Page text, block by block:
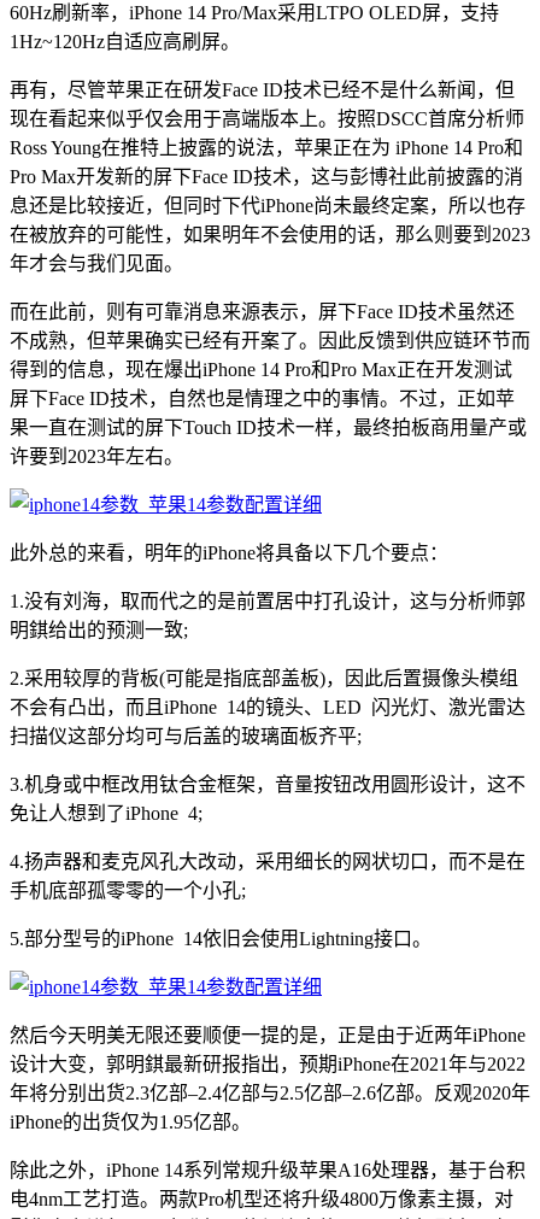
60Hz刷新率，iPhone 14 Pro/Max采用LTPO OLED屏，支持
1Hz~120Hz自适应高刷屏。
再有，尽管苹果正在研发Face ID技术已经不是什么新闻，但
现在看起来似乎仅会用于高端版本上。按照DSCC首席分析师
Ross Young在推特上披露的说法，苹果正在为 iPhone 14 Pro和
Pro Max开发新的屏下Face ID技术，这与彭博社此前披露的消
息还是比较接近，但同时下代iPhone尚未最终定案，所以也存
在被放弃的可能性，如果明年不会使用的话，那么则要到2023
年才会与我们见面。
而在此前，则有可靠消息来源表示，屏下Face ID技术虽然还
不成熟，但苹果确实已经有开案了。因此反馈到供应链环节而
得到的信息，现在爆出iPhone 14 Pro和Pro Max正在开发测试
屏下Face ID技术，自然也是情理之中的事情。不过，正如苹
果一直在测试的屏下Touch ID技术一样，最终拍板商用量产或
许要到2023年左右。
此外总的来看，明年的iPhone将具备以下几个要点：
1.没有刘海，取而代之的是前置居中打孔设计，这与分析师郭
明錤给出的预测一致;
2.采用较厚的背板(可能是指底部盖板)，因此后置摄像头模组
不会有凸出，而且iPhone 14的镜头、LED 闪光灯、激光雷达
扫描仪这部分均可与后盖的玻璃面板齐平;
3.机身或中框改用钛合金框架，音量按钮改用圆形设计，这不
免让人想到了iPhone 4;
4.扬声器和麦克风孔大改动，采用细长的网状切口，而不是在
手机底部孤零零的一个小孔;
5.部分型号的iPhone 14依旧会使用Lightning接口。
然后今天明美无限还要顺便一提的是，正是由于近两年iPhone
设计大变，郭明錤最新研报指出，预期iPhone在2021年与2022
年将分别出货2.3亿部–2.4亿部与2.5亿部–2.6亿部。反观2020年
iPhone的出货仅为1.95亿部。
除此之外，iPhone 14系列常规升级苹果A16处理器，基于台积
电4nm工艺打造。两款Pro机型还将升级4800万像素主摄，对